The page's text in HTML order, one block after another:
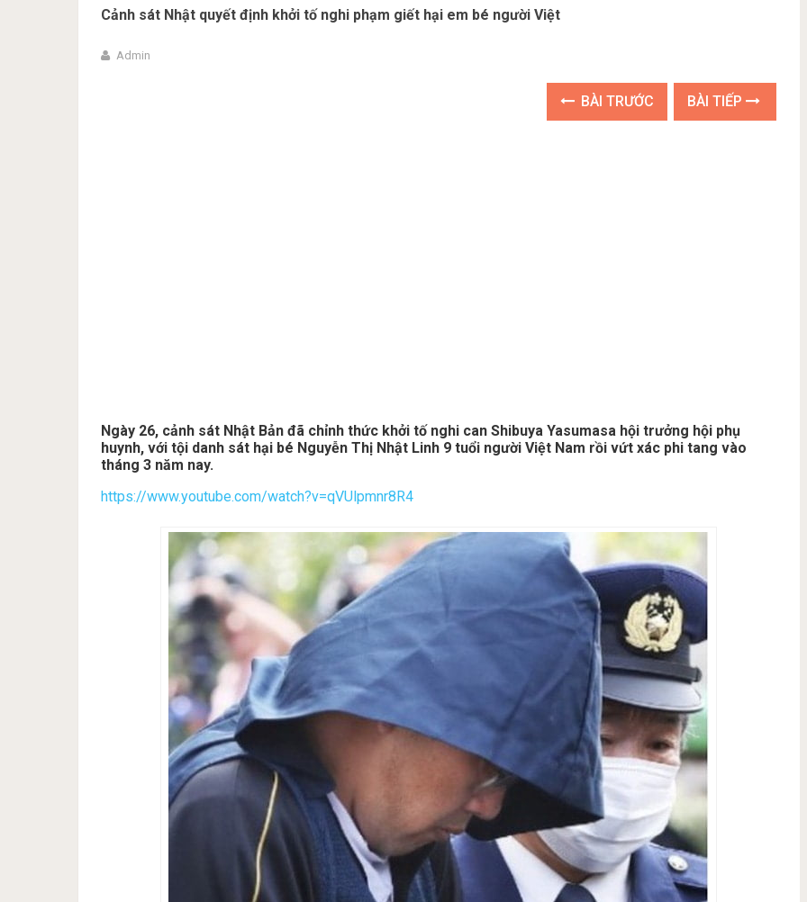
Cảnh sát Nhật quyết định khởi tố nghi phạm giết hại em bé người Việt
Admin
BÀI TRƯỚC BÀI TIẾP
Ngày 26, cảnh sát Nhật Bản đã chỉnh thức khởi tố nghi can Shibuya Yasumasa hội trưởng hội phụ
huynh, với tội danh sát hại bé Nguyễn Thị Nhật Linh 9 tuổi người Việt Nam rồi vứt xác phi tang vào
tháng 3 năm nay.
https://www.youtube.com/watch?v=qVUlpmnr8R4